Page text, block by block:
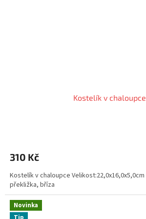
Kostelík v chaloupce
je
z
5
hvězdiček.
310 Kč
Kostelík v chaloupce
překližka, bříza
Novinka